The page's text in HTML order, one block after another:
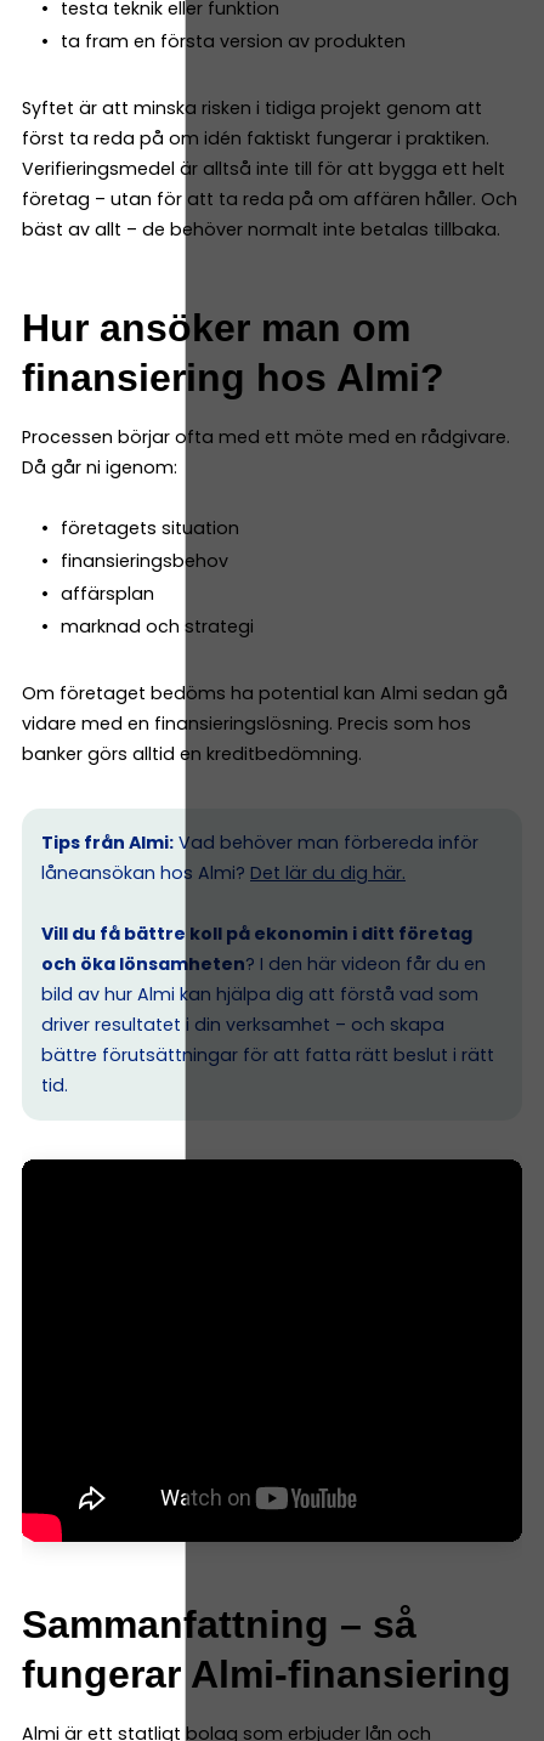
testa teknik eller funktion
ta fram en första version av produkten
Syftet är att minska risken i tidiga projekt genom att
först ta reda på om idén faktiskt fungerar i praktiken.
Verifieringsmedel är alltså inte till för att bygga ett helt
företag – utan för att ta reda på om affären håller. Och
bäst av allt – de behöver normalt inte betalas tillbaka.
Hur ansöker man om
finansiering hos Almi?
Processen börjar ofta med ett möte med en rådgivare.
Då går ni igenom:
företagets situation
finansieringsbehov
affärsplan
marknad och strategi
Om företaget bedöms ha potential kan Almi sedan gå
vidare med en finansieringslösning. Precis som hos
banker görs alltid en kreditbedömning.
Tips från Almi: Vad behöver man förbereda inför
låneansökan hos Almi? Det lär du dig här.
Vill du få bättre koll på ekonomin i ditt företag
och öka lönsamheten? I den här videon får du en
bild av hur Almi kan hjälpa dig att förstå vad som
driver resultatet i din verksamhet – och skapa
bättre förutsättningar för att fatta rätt beslut i rätt
tid.
Sammanfattning – så
fungerar Almi-finansiering
Almi är ett statligt bolag som erbjuder lån och